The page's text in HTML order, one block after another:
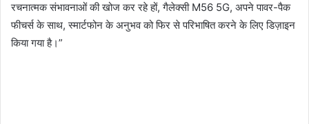
रचनात्मक संभावनाओं की खोज कर रहे हों, गैलेक्सी M56 5G, अपने पावर-पैक
फीचर्स के साथ, स्मार्टफोन के अनुभव को फिर से परिभाषित करने के लिए डिज़ाइन
किया गया है।”